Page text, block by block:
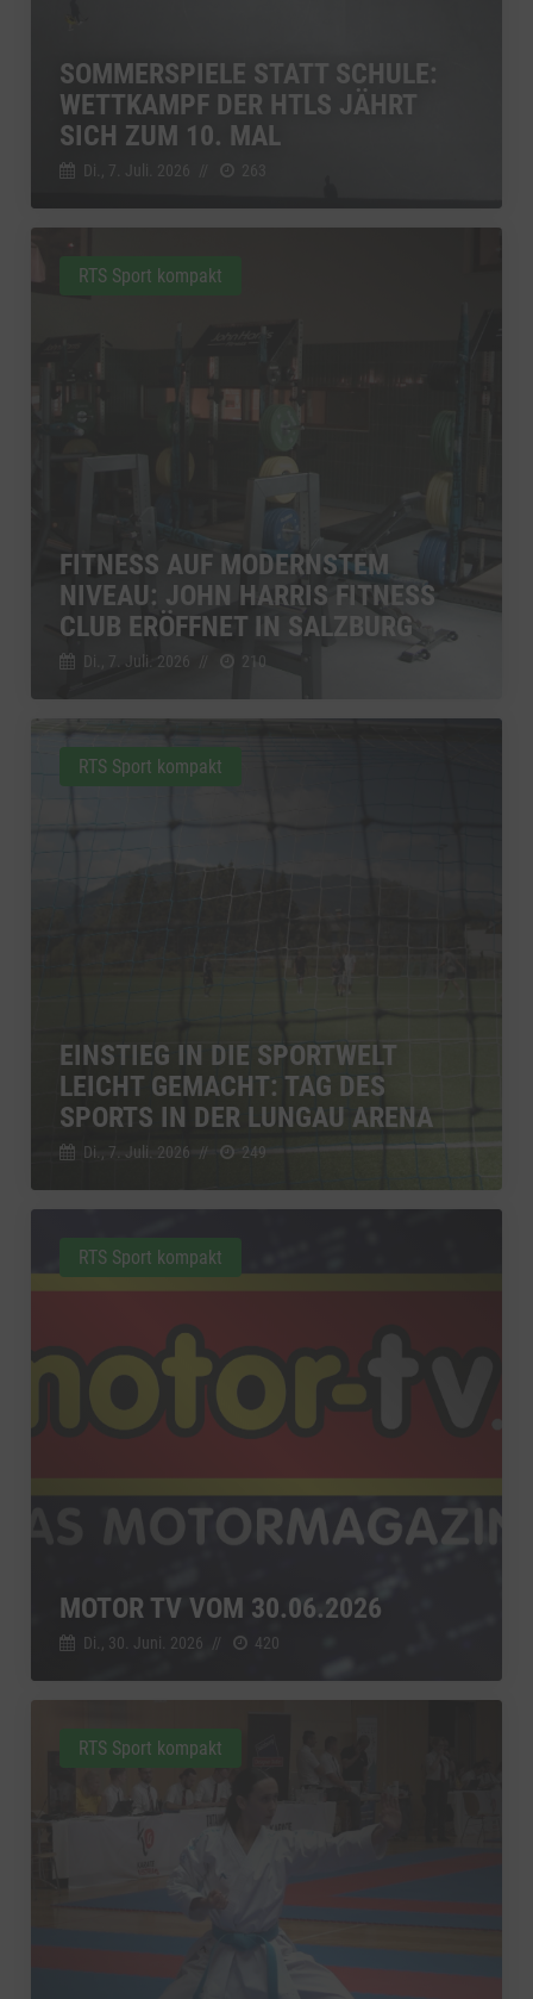
SOMMERSPIELE STATT SCHULE:
WETTKAMPF DER HTLS JÄHRT
SICH ZUM 10. MAL
Di., 7. Juli. 2026
FITNESS AUF MODERNSTEM
NIVEAU: JOHN HARRIS FITNESS
CLUB ERÖFFNET IN SALZBURG
Di., 7. Juli. 2026 210
RTS Sport kompakt
EINSTIEG IN DIE SPORTWELT
LEICHT GEMACHT: TAG DES
SPORTS IN DER LUNGAU ARENA
Di., 7. Juli. 2026 // 249
RTS Sport kompakt
MOTOR TV VOM 30.06.2026
Di., 30. Juni. 2026 // 420
RTS Sport kompakt
RTS Sport kompakt